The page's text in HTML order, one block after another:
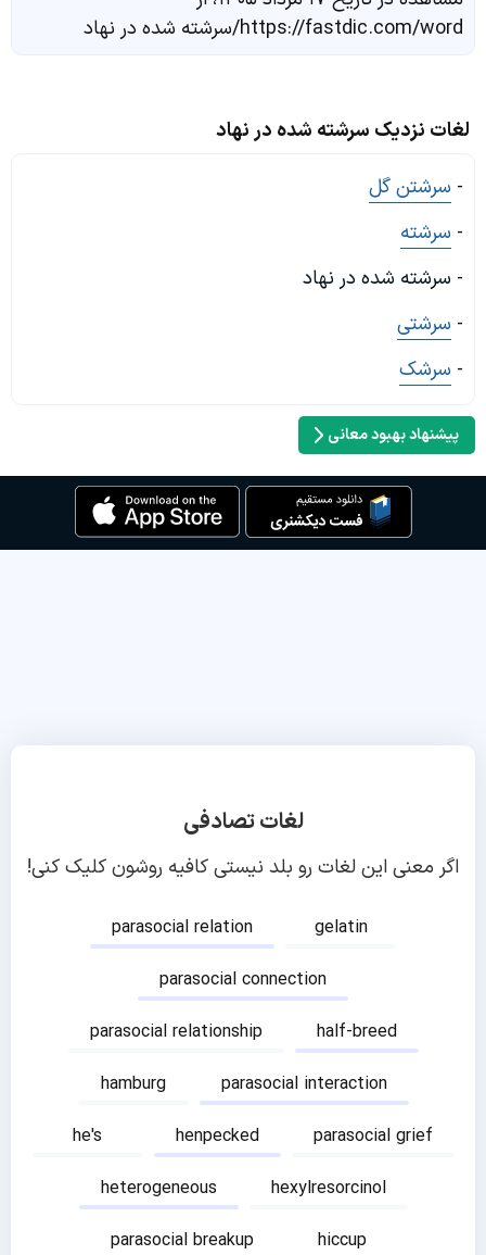
https://fastdic.com/word/سرشته شده در نهاد
لغات نزدیک سرشته شده در نهاد
- سرشتن گل
- سرشته
- سرشته شده در نهاد
- سرشتی
- سرشک
پیشنهاد بهبود معانی
لغات تصادفی
اگر معنی این لغات رو بلد نیستی کافیه روشون کلیک کنی!
parasocial relation
gelatin
parasocial connection
parasocial relationship
half-breed
hamburg
parasocial interaction
he's
henpecked
parasocial grief
heterogeneous
hexylresorcinol
parasocial breakup
hiccup